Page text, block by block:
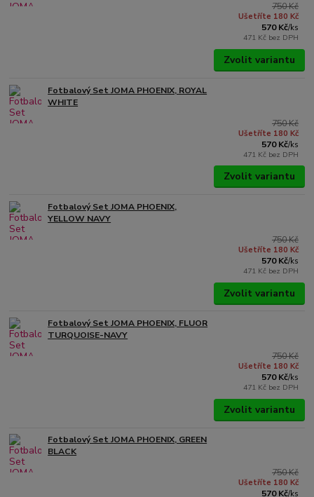
750 Kč
Ušetříte 180 Kč
570 Kč/ks
471 Kč bez DPH
Zvolit variantu
Fotbalový Set JOMA PHOENIX, ROYAL
WHITE
750 Kč
Ušetříte 180 Kč
570 Kč/ks
471 Kč bez DPH
Zvolit variantu
Fotbalový Set JOMA PHOENIX,
YELLOW NAVY
750 Kč
Ušetříte 180 Kč
570 Kč/ks
471 Kč bez DPH
Zvolit variantu
Fotbalový Set JOMA PHOENIX, FLUOR
TURQUOISE-NAVY
750 Kč
Ušetříte 180 Kč
570 Kč/ks
471 Kč bez DPH
Zvolit variantu
Fotbalový Set JOMA PHOENIX, GREEN
BLACK
750 Kč
Ušetříte 180 Kč
570 Kč/ks